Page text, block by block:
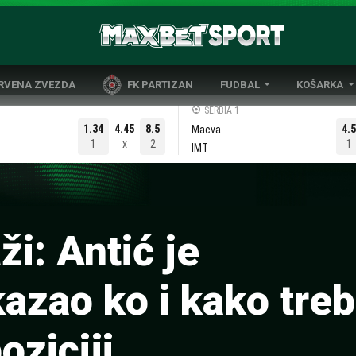
ZVEZDA FK PARTIZAN
FUDBAL
DOMAĆI FUDBAL
LIGE PETICE
EVROPSKA TAKMIČENJA
KOŠARKA
EVROLIGA
ABA LIGA
NBA LIGA
1.34
1
4.45
x
8.5
2
SERBIA 1
Macva
IMT
4.5
1
Antić je
ko i kako